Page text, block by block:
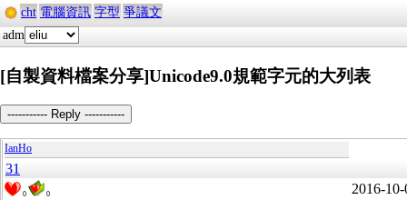
cht 電腦資訊 字型 爭議文
adm
[自製資料檔案分享]Unicode9.0規範字元的大列表
----------- Reply -----------
IanHo
31
0 0 2016-10-